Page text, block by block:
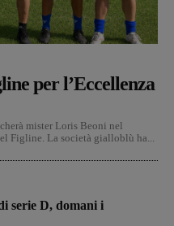
per l’Eccellenza
mister Loris Beoni nel
Figline. La società gialloblù ha...
serie D, domani i